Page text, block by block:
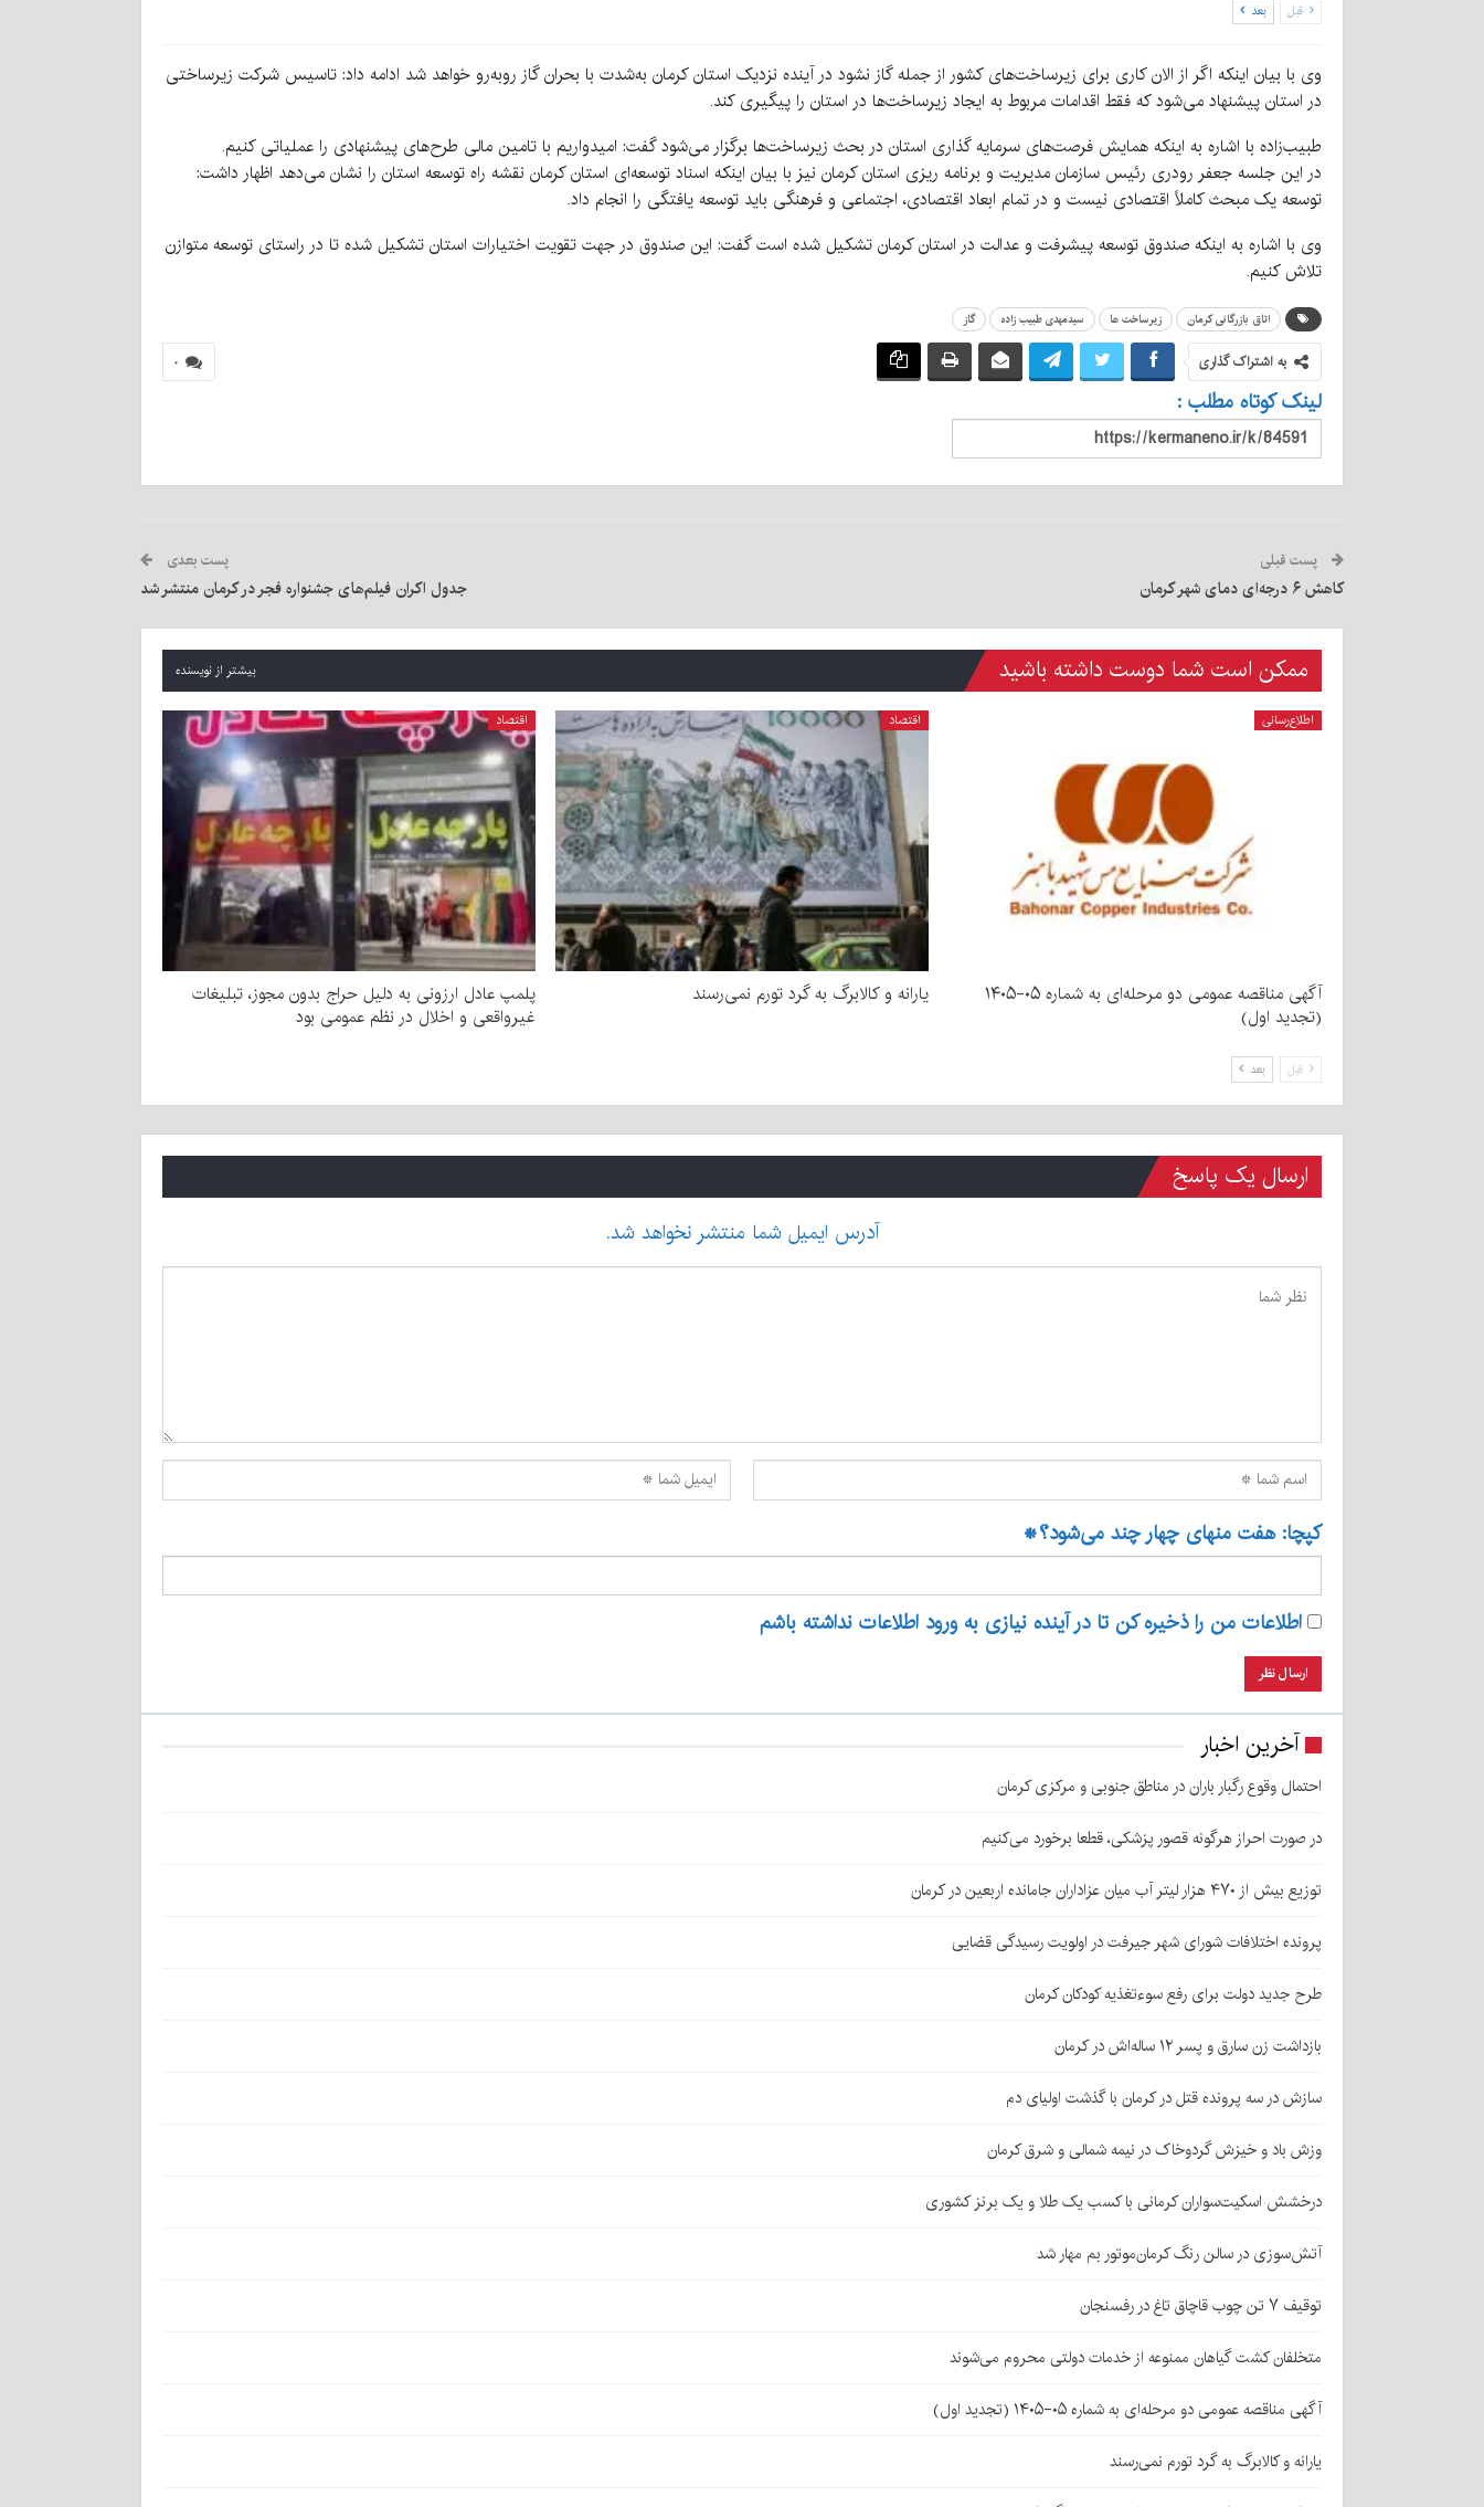
قبل بعد
وی با بیان اینکه اگر از الان کاری برای زیرساخت‌های کشور از جمله گاز نشود در آینده نزدیک استان کرمان به‌شدت با بحران گاز روبه‌رو خواهد شد ادامه داد: تاسیس شرکت زیرساختی
در استان پیشنهاد می‌شود که فقط اقدامات مربوط به ایجاد زیرساخت‌ها در استان را پیگیری کند.
طبیب‌زاده با اشاره به اینکه همایش فرصت‌های سرمایه گذاری استان در بحث زیرساخت‌ها برگزار می‌شود گفت: امیدواریم با تامین مالی طرح‌های پیشنهادی را عملیاتی کنیم.
در این جلسه جعفر رودری رئیس سازمان مدیریت و برنامه ریزی استان کرمان نیز با بیان اینکه اسناد توسعه‌ای استان کرمان نقشه راه توسعه استان را نشان می‌دهد اظهار داشت:
توسعه یک مبحث کاملاً اقتصادی نیست و در تمام ابعاد اقتصادی، اجتماعی و فرهنگی باید توسعه یافتگی را انجام داد.
وی با اشاره به اینکه صندوق توسعه پیشرفت و عدالت در استان کرمان تشکیل شده است گفت: این صندوق در جهت تقویت اختیارات استان تشکیل شده تا در راستای توسعه متوازن
تلاش کنیم.
اتاق بازرگانی کرمان زیرساخت ها سیدمهدی طبیب زاده گاز
۰ به اشتراک گذاری
لینک کوتاه مطلب :
پست قبلی
کاهش ۶ درجه‌ای دمای شهر کرمان
پست بعدی
جدول اکران فیلم‌های جشنواره فجر در کرمان منتشر شد
ممکن است شما دوست داشته باشید بیشتر از نویسنده
اطلاع‌رسانی
آگهی مناقصه عمومی دو مرحله‌ای به شماره ۰۵-۱۴۰۵
(تجدید اول)
اقتصاد
یارانه و کالابرگ به گرد تورم نمی‌رسند
اقتصاد
پلمپ عادل ارزونی به دليل حراج بدون مجوز، تبليغات
غیرواقعی و اخلال در نظم عمومی بود
قبل بعد
ارسال یک پاسخ
آدرس ایمیل شما منتشر نخواهد شد.
کپچا: هفت منهای چهار چند می‌شود؟*
اطلاعات من را ذخیره کن تا در آینده نیازی به ورود اطلاعات نداشته باشم
آخرین اخبار
احتمال وقوع رگبار باران در مناطق جنوبی و مرکزی کرمان
در صورت احراز هرگونه قصور پزشکی، قطعا برخورد می‌کنیم
توزیع بیش از ۴۷۰ هزار لیتر آب میان عزاداران جامانده اربعین در کرمان
پرونده اختلافات شورای شهر جیرفت در اولویت رسیدگی قضایی
طرح جدید دولت برای رفع سوءتغذیه کودکان کرمان
بازداشت زن سارق و پسر ۱۲ ساله‌اش در کرمان
سازش در سه پرونده قتل در کرمان با گذشت اولیای دم
وزش باد و خیزش گردوخاک در نیمه شمالی و شرق کرمان
درخشش اسکیت‌سواران کرمانی با کسب یک طلا و یک برنز کشوری
آتش‌سوزی در سالن رنگ کرمان‌موتور بم مهار شد
توقیف ۷ تن چوب قاچاق تاغ در رفسنجان
متخلفان کشت گیاهان ممنوعه از خدمات دولتی محروم می‌شوند
آگهی مناقصه عمومی دو مرحله‌ای به شماره ۰۵-۱۴۰۵ (تجدید اول)
یارانه و کالابرگ به گرد تورم نمی‌رسند